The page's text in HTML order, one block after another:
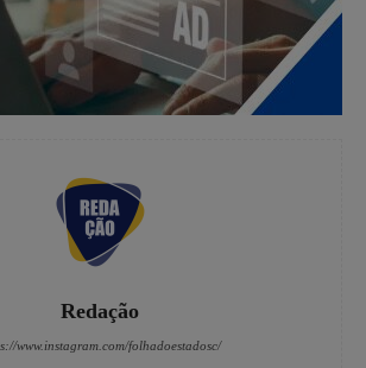
Redação
www.instagram.com/folhadoestadosc/